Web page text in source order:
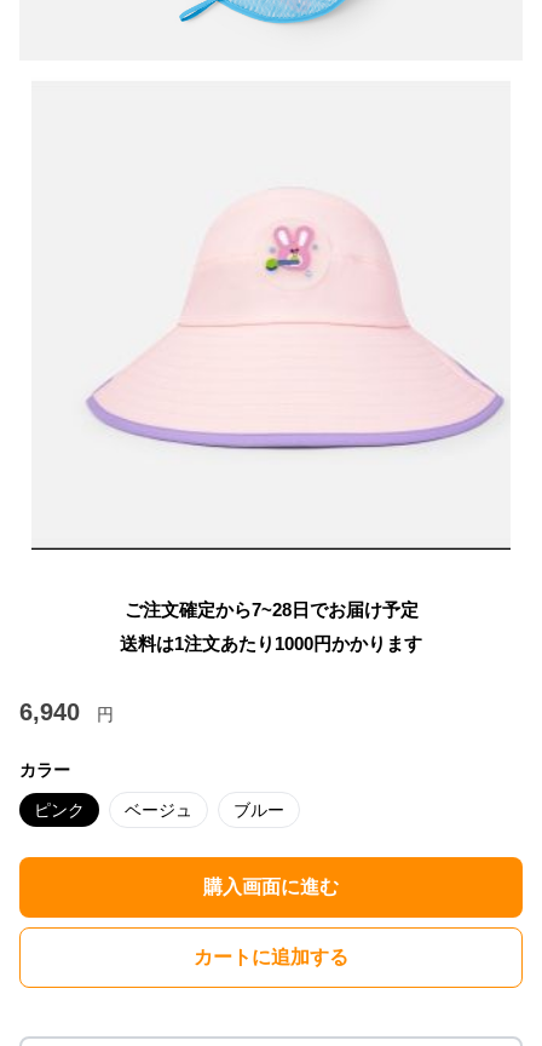
ご注文確定から7~28日でお届け予定
送料は1注文あたり 1000円かかります
6,940 円
カラー
ピンク ベージュ ブルー
購入画面に進む
カートに追加する